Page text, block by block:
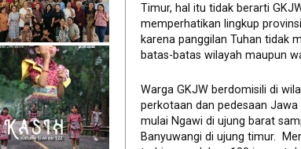
Timur, hal itu tidak berarti
memperhatikan lingkup
karena panggilan Tuhan tidak
batas-batas wilayah maupun
Warga GKJW berdomisili di
perkotaan dan pedesaan Jawa
mulai Ngawi di ujung barat
Banyuwangi di ujung timur.